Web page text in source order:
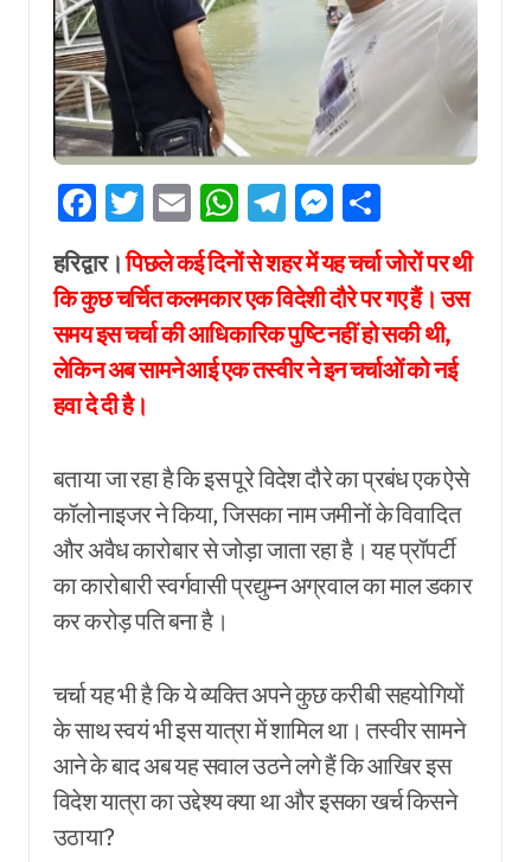
Facebook
Twitter
EmailWhatsApp
Telegram
Messenger
हरिद्वार।पिछले कई दिनों से शहर में यह चर्चा जोरों पर थी
कि कुछ चर्चित कलमकार एक विदेशी दौरे पर गए हैं। उस
समय इस चर्चा की आधिकारिक पुष्टि नहीं हो सकी थी,
लेकिन अब सामने आई एक तस्वीर ने इन चर्चाओं को नई
हवा दे दी है।
बताया जा रहा है कि इस पूरे विदेश दौरे का प्रबंध एक ऐसे
कॉलोनाइजर ने किया, जिसका नाम जमीनों के विवादित
और अवैध कारोबार से जोड़ा जाता रहा है। यह प्रॉपर्टी
का कारोबारी स्वर्गवासी प्रद्युम्न अग्रवाल का माल डकार
कर करोड़ पति बना है।
चर्चा यह भी है कि ये व्यक्ति अपने कुछ करीबी सहयोगियों
के साथ स्वयं भी इस यात्रा में शामिल था। तस्वीर सामने
आने के बाद अब यह सवाल उठने लगे हैं कि आखिर इस
विदेश यात्रा का उद्देश्य क्या था और इसका खर्च किसने
उठाया?